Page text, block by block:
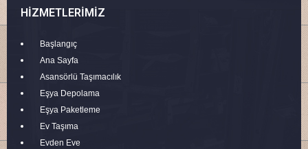
HIZMETLERIMIZ
Başlangıç
Ana Sayfa
Asansörlü Taşımacılık
Eşya Depolama
Eşya Paketleme
Ev Taşıma
Evden Eve